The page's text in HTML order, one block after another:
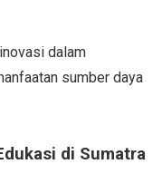
dalam
sumber daya
di Sumatra